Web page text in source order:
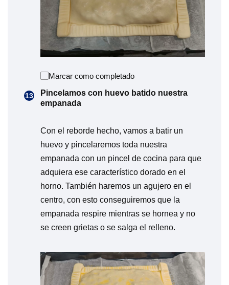
Marcar como completado
Pincelamos con huevo batido nuestra
empanada
Con el reborde hecho, vamos a batir un
huevo y pincelaremos toda nuestra
empanada con un pincel de cocina para que
adquiera ese característico dorado en el
horno. También haremos un agujero en el
centro, con esto conseguiremos que la
empanada respire mientras se hornea y no
se creen grietas o se salga el relleno.